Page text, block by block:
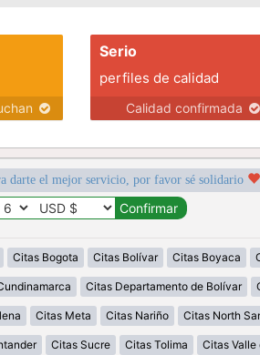
Serio
perfiles de calidad
Calidad confirmada
darte el mejor servicio, por favor sé solidario
Citas Bogota Citas Bolívar Citas Boyaca
Citas Departamento de Bolívar
Citas Meta Citas Nariño Citas North
Citas Sucre Citas Tolima Citas Valle